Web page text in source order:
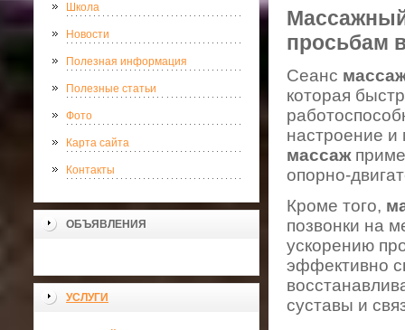
Школа
Новости
Полезная информация
Полезные статьи
Фото
Карта сайта
Контакты
ОБЪЯВЛЕНИЯ
УСЛУГИ
просьбам
Cеанс
которая
настроение и
массаж
опорно-
Кроме того,
позвонки на
ускорению
эффективно
суставы и